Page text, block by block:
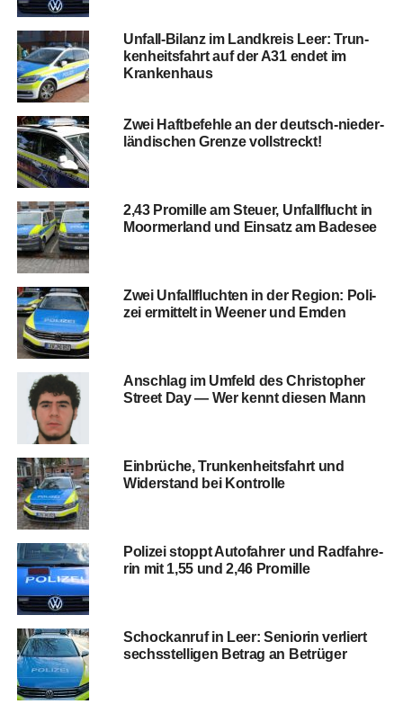
Unfall-Bilanz im Land­kreis Leer: Trun­
ken­heits­fahrt auf der A31 endet im
Krankenhaus
Zwei Haft­be­feh­le an der deutsch-nie­der­
län­di­schen Gren­ze vollstreckt!
2,43 Pro­mil­le am Steu­er, Unfall­flucht in
Moorm­er­land und Ein­satz am Badesee
Zwei Unfall­fluch­ten in der Regi­on: Poli­
zei ermit­telt in Wee­ner und Emden
Anschlag im Umfeld des Chris­to­pher
Street Day — Wer kennt die­sen Mann
Ein­brü­che, Trun­ken­heits­fahrt und
Wider­stand bei Kontrolle
Poli­zei stoppt Auto­fah­rer und Rad­fah­re­
rin mit 1,55 und 2,46 Promille
Schock­an­ruf in Leer: Senio­rin ver­liert
sechs­stel­li­gen Betrag an Betrüger